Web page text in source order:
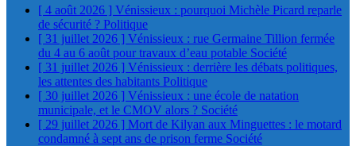
[ 4 août 2026 ] Vénissieux : pourquoi Michèle Picard reparle
de sécurité ? Politique
[ 31 juillet 2026 ] Vénissieux : rue Germaine Tillion fermée
du 4 au 6 août pour travaux d’eau potable Société
[ 31 juillet 2026 ] Vénissieux : derrière les débats politiques,
les attentes des habitants Politique
[ 30 juillet 2026 ] Vénissieux : une école de natation
municipale, et le CMOV alors ? Société
[ 29 juillet 2026 ] Mort de Kilyan aux Minguettes : le motard
condamné à sept ans de prison ferme Société